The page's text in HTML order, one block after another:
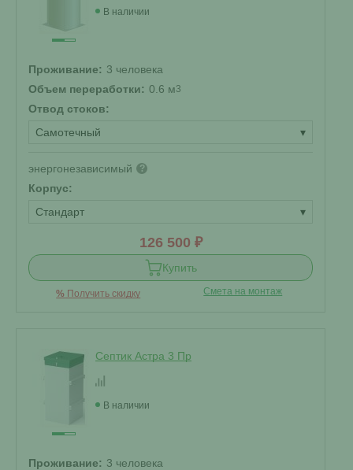
В наличии
Проживание: 3 человека
Объем переработки: 0.6 м3
Отвод стоков:
Самотечный
▾
энергонезависимый ?
Корпус:
Стандарт
▾
126 500 ₽
Купить
% Получить скидку Смета на монтаж
Септик Астра 3 Пр
В наличии
Проживание: 3 человека